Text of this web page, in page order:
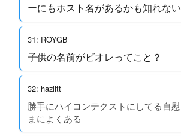
ーにもホスト名があるかも知れな
31: ROYGB
子供の名前がビオレってこと？
32: hazlitt
勝手にハイコンテクストにしてる自
まによくある